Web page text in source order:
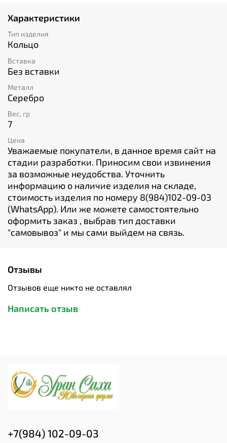
Характеристики
Тип изделия
Кольцо
Вставка
Без вставки
Металл
Серебро
Вес, гр
7
Цена
Уважаемые покупатели, в данное время сайт на
стадии разработки. Приносим свои извинения
за возможные неудобства. Уточнить
информацию о наличие изделия на складе,
стоимость изделия по номеру 8(984)102-09-03
(WhatsApp). Или же можете самостоятельно
оформить заказ , выбрав тип доставки
"cамовывоз" и мы сами выйдем на связь.
Отзывы
Отзывов еще никто не оставлял
Написать отзыв
+7(984) 102-09-03